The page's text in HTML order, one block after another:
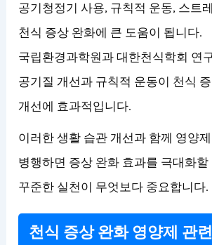
공기청정기 사용, 규칙적 운동, 스트
천식 증상 완화에 큰 도움이 됩니다.
국립환경과학원과 대한천식학회 연
공기질 개선과 규칙적 운동이 천식
개선에 효과적입니다.
이러한 생활 습관 개선과 함께 영양
병행하면 증상 완화 효과를 극대화할
꾸준한 실천이 무엇보다 중요합니다.
천식 증상 완화 영양제 관